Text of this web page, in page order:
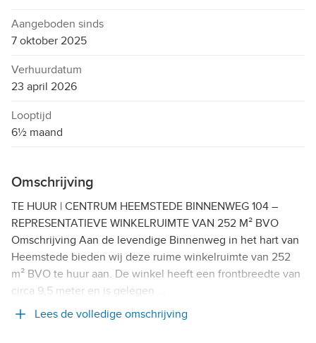
Aangeboden sinds
7 oktober 2025
Verhuurdatum
23 april 2026
Looptijd
6½ maand
Omschrijving
TE HUUR | CENTRUM HEEMSTEDE BINNENWEG 104 –
REPRESENTATIEVE WINKELRUIMTE VAN 252 M² BVO
Omschrijving Aan de levendige Binnenweg in het hart van
Heemstede bieden wij deze ruime winkelruimte van 252
m² BVO te huur aan. De winkel heeft een frontbreedte van
circa 9,5 meter en is gelegen …
Lees de volledige omschrijving